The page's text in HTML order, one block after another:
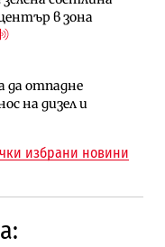
в зона
да отпадне
на дизел и
на
за
огромен
от бъдещата
море“
поема „на
общинската
избрани новини